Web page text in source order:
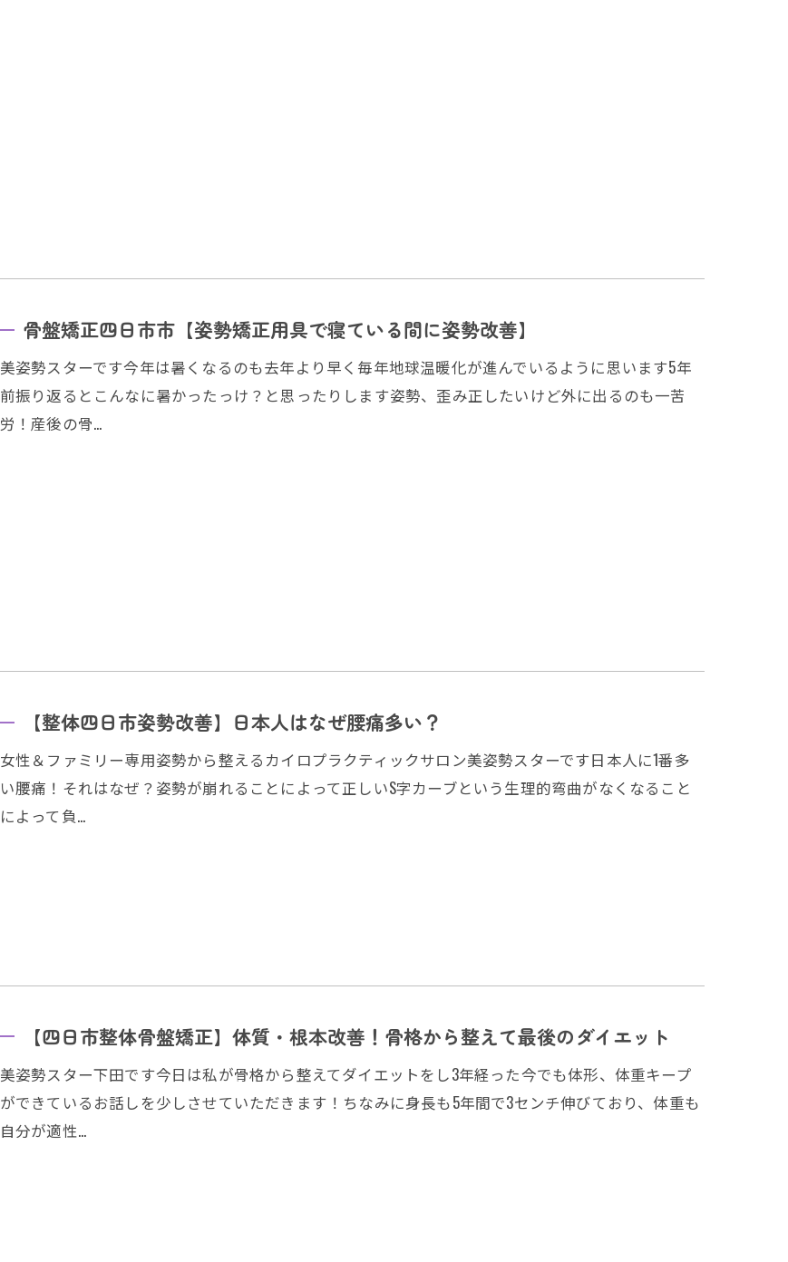
骨盤矯正四日市市【姿勢矯正用具で寝ている間に姿勢改善】
美姿勢スターです今年は暑くなるのも去年より早く毎年地球温暖化が進んでいるように思います5年
前振り返るとこんなに暑かったっけ？と思ったりします姿勢、歪み正したいけど外に出るのも一苦
労！産後の骨…
【整体四日市姿勢改善】日本人はなぜ腰痛多い？
女性＆ファミリー専用姿勢から整えるカイロプラクティックサロン美姿勢スターです日本人に1番多
い腰痛！それはなぜ？姿勢が崩れることによって正しいS字カーブという生理的弯曲がなくなること
によって負…
【四日市整体骨盤矯正】体質・根本改善！骨格から整えて最後のダイエット
美姿勢スター下田です今日は私が骨格から整えてダイエットをし3年経った今でも体形、体重キープ
ができているお話しを少しさせていただきます！ちなみに身長も5年間で3センチ伸びており、体重も
自分が適性…